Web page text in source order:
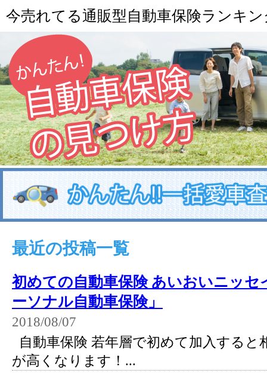
今売れてる通販型自動車保険ランキン
最近の投稿一覧
初めての自動車保険 あいおいニッセ
ーソナル自動車保険」
2018/08/07
自動車保険 若年層で初めて加入すると
が高くなります！...